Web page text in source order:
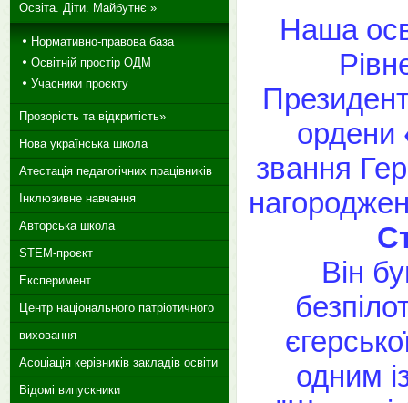
Наша
ордени
звання
Він
одним
Освіта. Діти. Майбутнє »
Нормативно-правова база
Освітній простір ОДМ
Учасники проєкту
Прозорість та відкритість»
Нова українська школа
Атестація педагогічних працівників
Інклюзивне навчання
Авторська школа
STEM-проєкт
Експеримент
Центр національного патріотичного
виховання
Асоціація керівників закладів освіти
Відомі випускники